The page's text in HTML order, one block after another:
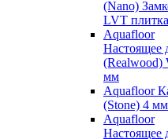
(Nano)
LVT
Aquafloor
Настоящее
(Realwood)
мм
Aquafloor
(Stone) 4
Aquafloor
Настоящее